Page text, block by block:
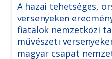
A hazai tehetséges,
versenyeken
fiatalok nemzetközi
művészeti
magyar csapat